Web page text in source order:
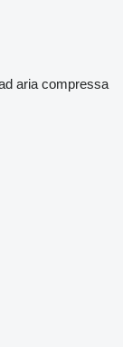
aria compressa